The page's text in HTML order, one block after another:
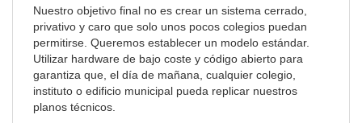
Nuestro objetivo final no es crear un sistema cerrado,
privativo y caro que solo unos pocos colegios puedan
permitirse. Queremos establecer un modelo estándar.
Utilizar hardware de bajo coste y código abierto para
garantiza que, el día de mañana, cualquier colegio,
instituto o edificio municipal pueda replicar nuestros
planos técnicos.